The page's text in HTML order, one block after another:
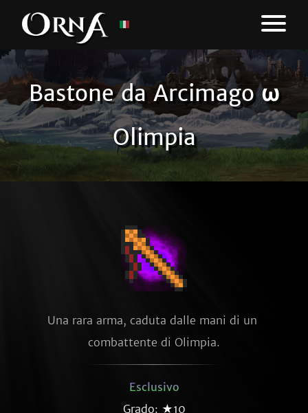
Bastone da Arcimago ω
Olimpia
Una rara arma, caduta dalle mani di un
combattente di Olimpia.
Esclusivo
Grado: ★10